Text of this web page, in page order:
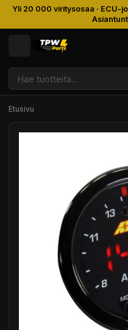
Yli 20 000 viritysosaa · ECU-
Etusivu